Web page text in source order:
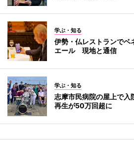
学ぶ・知る
伊勢・仏レストランでベ
エール 現地と通信
学ぶ・知る
志摩市民病院の屋上で
再生が50万回超に